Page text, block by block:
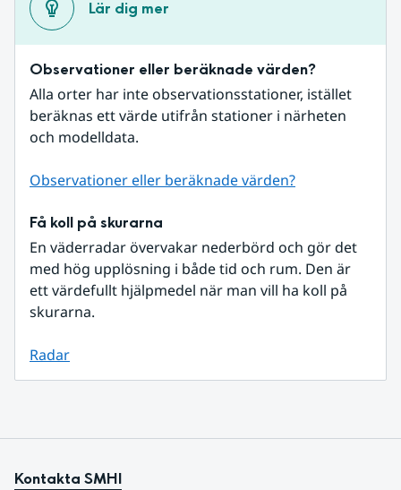
Lär dig mer
Observationer eller beräknade värden?
Alla orter har inte observationsstationer, istället
beräknas ett värde utifrån stationer i närheten
och modelldata.
Observationer eller beräknade värden?
Få koll på skurarna
En väderradar övervakar nederbörd och gör det
med hög upplösning i både tid och rum. Den är
ett värdefullt hjälpmedel när man vill ha koll på
skurarna.
Radar
Kontakta SMHI